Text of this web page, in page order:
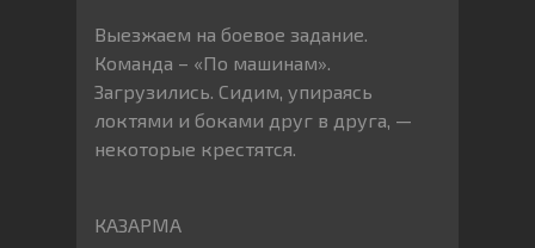
Выезжаем на боевое задание.
Команда – «По машинам».
Загрузились. Сидим, упираясь
локтями и боками друг в друга, —
некоторые крестятся.
КАЗАРМА